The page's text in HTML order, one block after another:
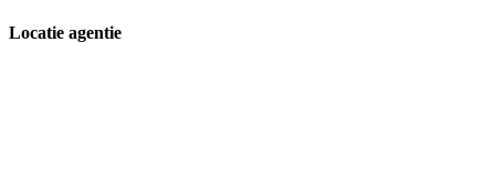
Locatie agentie